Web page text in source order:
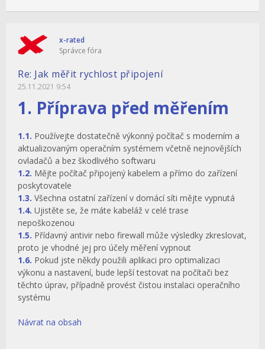
x-rated
Správce fóra
Re: Jak měřit rychlost připojení
25.11.2021 9:54
1. Příprava před měřením
1.1. Používejte dostatečně výkonný počítač s moderním a
aktualizovaným operačním systémem včetně nejnovějších
ovladačů a bez škodlivého softwaru
1.2. Mějte počítač připojený kabelem a přímo do zařízení
poskytovatele
1.3. Všechna ostatní zařízení v domácí síti mějte vypnutá
1.4. Ujistěte se, že máte kabeláž v celé trase
nepoškozenou
1.5. Přídavný antivir nebo firewall může výsledky zkreslovat,
proto je vhodné jej pro účely měření vypnout
1.6. Pokud jste někdy použili aplikaci pro optimalizaci
výkonu a nastavení, bude lepší testovat na počítači bez
těchto úprav, případně provést čistou instalaci operačního
systému
Návrat na obsah